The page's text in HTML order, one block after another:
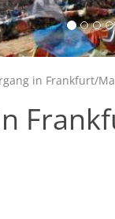
in Frankfurt/